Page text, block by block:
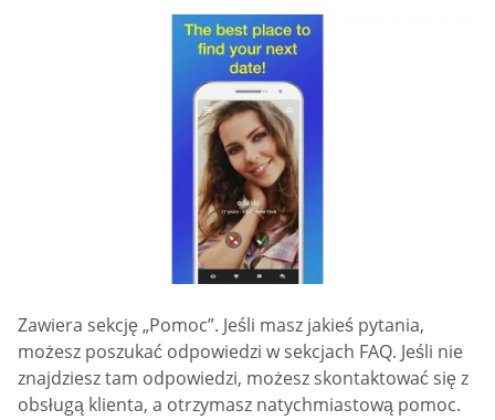
Zawiera sekcję „Pomoc”. Jeśli masz jakieś pytania,
możesz poszukać odpowiedzi w sekcjach FAQ. Jeśli nie
znajdziesz tam odpowiedzi, możesz skontaktować się z
obsługą klienta, a otrzymasz natychmiastową pomoc.